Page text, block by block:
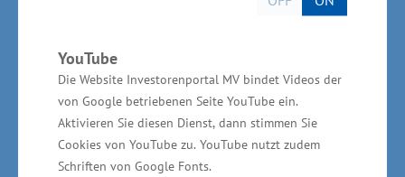
YouTube
Die Website Investorenportal MV bindet Videos der
von Google betriebenen Seite YouTube ein.
Aktivieren Sie diesen Dienst, dann stimmen Sie
Cookies von YouTube zu. YouTube nutzt zudem
Schriften von Google Fonts.
Förderprozess aktiv durch das Ministerium für
Wirtschaft, Infrastruktur, Tourismus und Arbeit
begleitet. Gefördert wurde der Bau des Marktes
aus Mitteln der Agrarförderung des
Landwirtschafts­ministeriums.